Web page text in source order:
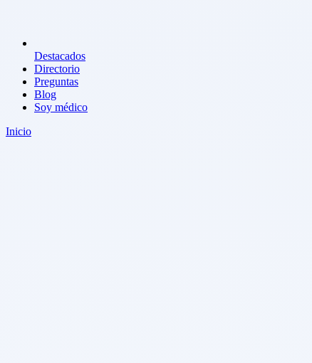
Destacados
Directorio
Preguntas
Blog
Soy médico
Inicio